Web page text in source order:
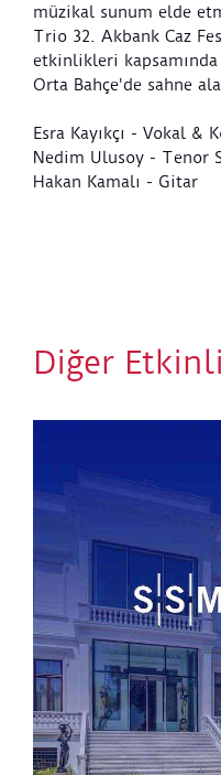
müzikal sunum elde
Trio 32. Akbank Caz
etkinlikleri kapsamında
Orta Bahçe'de sahne
Esra Kayıkçı - Vokal &
Nedim Ulusoy - Tenor
Hakan Kamalı - Gitar
Diğer